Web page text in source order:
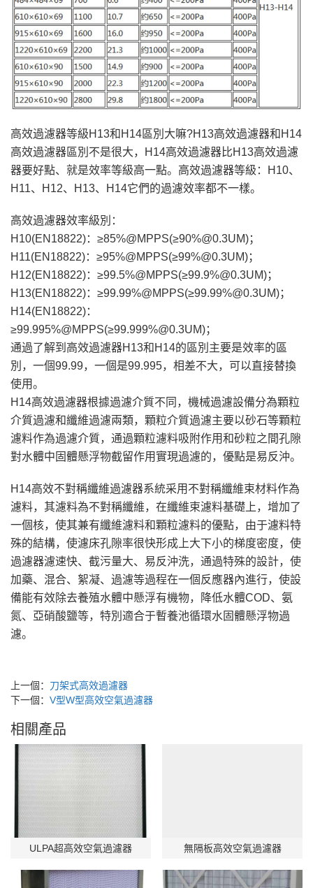
高效過濾器等級H13和H14區別大嘛?H13高效過濾器和H14
高效過濾器區別不是很大，H14高效過濾器比H13高效過濾
器要好點、就是效率等級高一點。高效過濾器等級：H10、
H11、H12、H13、H14它們的過濾效率都不一樣。
高效過濾器效率級別：
H10(EN18822)：≥85%@MPPS(≥90%@0.3UM)；
H11(EN18822)：≥95%@MPPS(≥99%@0.3UM)；
H12(EN18822)：≥99.5%@MPPS(≥99.9%@0.3UM)；
H13(EN18822)：≥99.99%@MPPS(≥99.99%@0.3UM)；
H14(EN18822)：
≥99.995%@MPPS(≥99.999%@0.3UM)；
通過了解到高效過濾器H13和H14的區別主要是效率的區
別，一個99.99，一個是99.995，相差不大，可以直接替換
使用。
H14高效過濾器根據過濾介質不同，機械過濾設備分為顆粒
介質過濾和纖維過濾兩類，顆粒介質過濾主要以砂石等顆粒
濾料作為過濾介質，通過顆粒濾料吸附作用和砂粒之間孔隙
對水體中固體懸浮物截留作用實現過濾的，優點是易反沖。
H14高效不對稱纖維過濾器系統采用不對稱纖維束材料作為
濾料，其濾料為不對稱纖維，在纖維束濾料基礎上，增加了
一個核，使其兼有纖維濾料和顆粒濾料的優點，由于濾料特
殊的結構，使濾床孔隙率很快形成上大下小的梯度密度，使
過濾器濾速快、截污量大、易反沖洗，通過特殊的設計，使
加藥、混合、絮凝、過濾等過程在一個反應器內進行，使設
備能有效除去養殖水體中懸浮有機物，降低水體COD、氨
氮、亞硝酸鹽等，特別適合于暫養池循環水固體懸浮物過
濾。
上一個： 刀架式高效過濾器
下一個： V型W型高效空氣過濾器
相關產品
ULPA超高效空氣過濾器 無隔板高效空氣過濾器